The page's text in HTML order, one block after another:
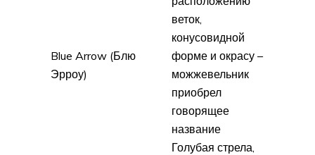
Blue Arrow (Блю
Эрроу)
веток,
конусовидной
форме и окрасу –
можжевельник
приобрел
говорящее
название
Голубая стрела,